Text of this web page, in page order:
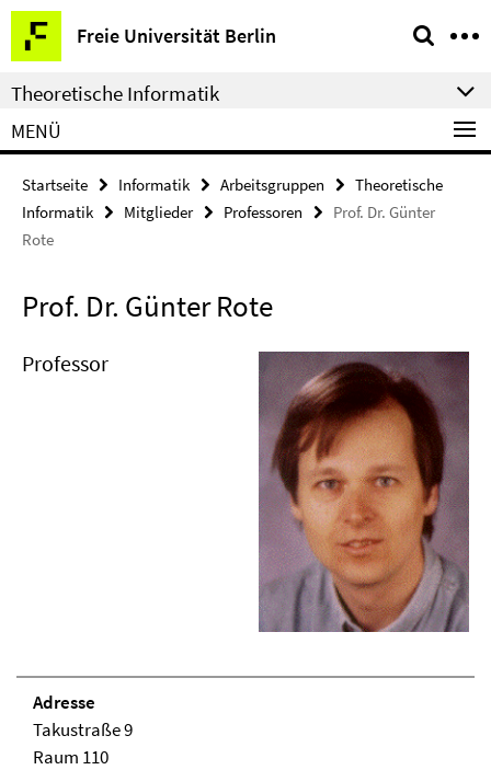
Springe
direkt
zu
Inhalt
Freie Universität Berlin
Service-
Navigation
Theoretische Informatik
MENÜ
Startseite Informatik Arbeitsgruppen
Theoretische
Informatik
Mitglieder Professoren
Prof. Dr. Günter
Rote
Prof. Dr. Günter Rote
Professor
Adresse
Takustraße 9
Raum 110